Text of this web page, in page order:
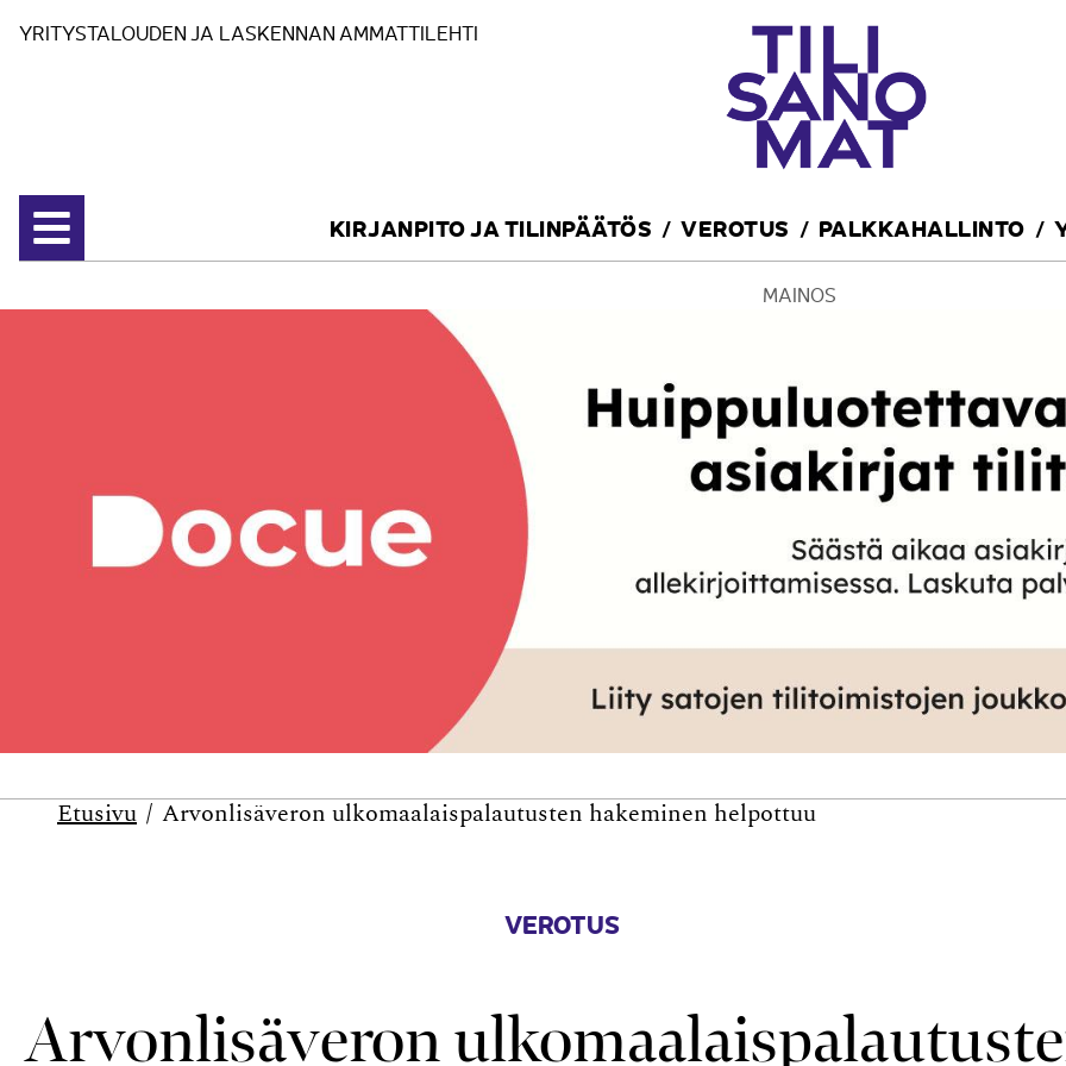
YRITYSTALOUDEN JA LASKENNAN AMMATTILEHTI
Avaa valikko
KIRJANPITO JA TILINPÄÄTÖS VEROTUS PALKKAHALLINTO
MAINOS
Etusivu Arvonlisäveron ulkomaalaispalautusten hakeminen helpottuu
VEROTUS
Arvonlisäveron